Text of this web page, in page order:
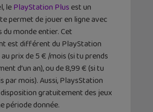
lePlayStation Plus est un
permet de jouer en ligne avec
du monde entier. Cet
est différent du PlayStation
prix de 5 € /mois (si tu prends
d’un an), ou de 8,99 € (si tu
par mois). Aussi, PlaysStation
gratuitement des jeux
période donnée.